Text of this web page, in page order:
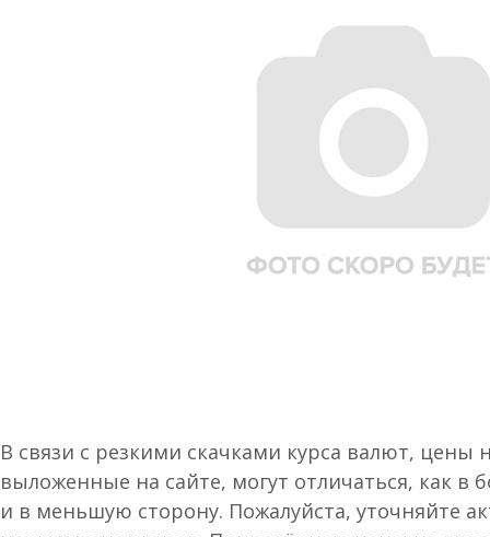
В связи с резкими скачками курса валют, цены
выложенные на сайте, могут отличаться, как в
и в меньшую сторону. Пожалуйста, уточняйте